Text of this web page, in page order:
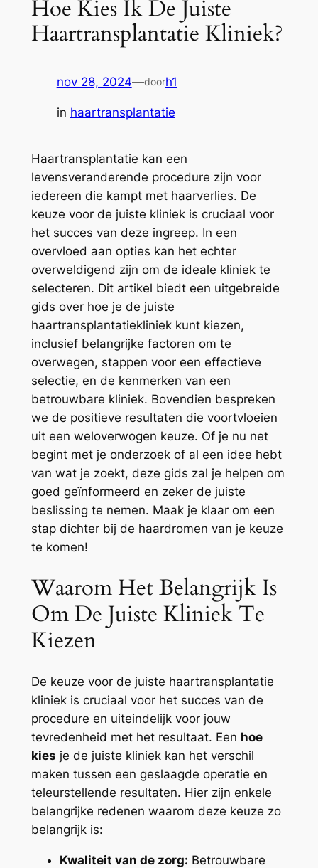
Hoe Kies Ik De Juiste
Haartransplantatie Kliniek?
nov 28, 2024—doorh1
in haartransplantatie
Haartransplantatie kan een
levensveranderende procedure zijn voor
iedereen die kampt met haarverlies. De
keuze voor de juiste kliniek is cruciaal voor
het succes van deze ingreep. In een
overvloed aan opties kan het echter
overweldigend zijn om de ideale kliniek te
selecteren. Dit artikel biedt een uitgebreide
gids over hoe je de juiste
haartransplantatiekliniek kunt kiezen,
inclusief belangrijke factoren om te
overwegen, stappen voor een effectieve
selectie, en de kenmerken van een
betrouwbare kliniek. Bovendien bespreken
we de positieve resultaten die voortvloeien
uit een weloverwogen keuze. Of je nu net
begint met je onderzoek of al een idee hebt
van wat je zoekt, deze gids zal je helpen om
goed geïnformeerd en zeker de juiste
beslissing te nemen. Maak je klaar om een
stap dichter bij de haardromen van je keuze
te komen!
Waarom Het Belangrijk Is
Om De Juiste Kliniek Te
Kiezen
De keuze voor de juiste haartransplantatie
kliniek is cruciaal voor het succes van de
procedure en uiteindelijk voor jouw
tevredenheid met het resultaat. Een hoe
kies je de juiste kliniek kan het verschil
maken tussen een geslaagde operatie en
teleurstellende resultaten. Hier zijn enkele
belangrijke redenen waarom deze keuze zo
belangrijk is:
Kwaliteit van de zorg: Betrouwbare